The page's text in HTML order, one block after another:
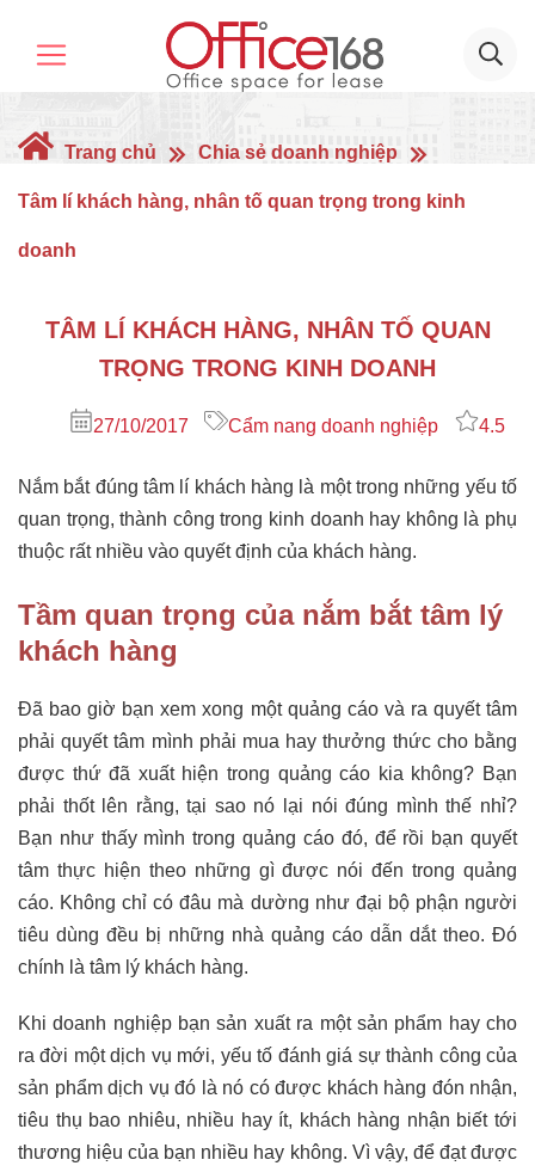
Trang chủ Chia sẻ doanh nghiệp
Tâm lí khách hàng, nhân tố quan trọng trong kinh
doanh
TÂM LÍ KHÁCH HÀNG, NHÂN TỐ QUAN
TRỌNG TRONG KINH DOANH
27/10/2017 Cẩm nang doanh nghiệp 4.5
Nắm bắt đúng tâm lí khách hàng là một trong những yếu tố
quan trọng, thành công trong kinh doanh hay không là phụ
thuộc rất nhiều vào quyết định của khách hàng.
Tầm quan trọng của nắm bắt tâm lý
khách hàng
Đã bao giờ bạn xem xong một quảng cáo và ra quyết tâm
phải quyết tâm mình phải mua hay thưởng thức cho bằng
được thứ đã xuất hiện trong quảng cáo kia không? Bạn
phải thốt lên rằng, tại sao nó lại nói đúng mình thế nhỉ?
Bạn như thấy mình trong quảng cáo đó, để rồi bạn quyết
tâm thực hiện theo những gì được nói đến trong quảng
cáo. Không chỉ có đâu mà dường như đại bộ phận người
tiêu dùng đều bị những nhà quảng cáo dẫn dắt theo. Đó
chính là tâm lý khách hàng.
Khi doanh nghiệp bạn sản xuất ra một sản phẩm hay cho
ra đời một dịch vụ mới, yếu tố đánh giá sự thành công của
sản phẩm dịch vụ đó là nó có được khách hàng đón nhận,
tiêu thụ bao nhiêu, nhiều hay ít, khách hàng nhận biết tới
thương hiệu của bạn nhiều hay không. Vì vậy, để đạt được